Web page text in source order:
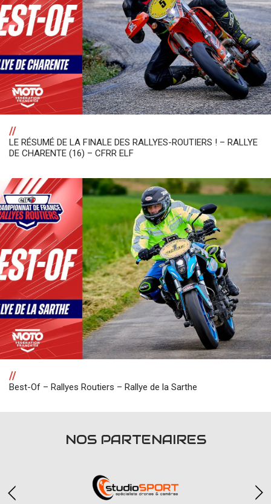
//
LE RÉSUMÉ DE LA FINALE DES RALLYES-ROUTIERS ! – RALLYE
DE CHARENTE (16) – CFRR ELF
//
Best-Of – Rallyes Routiers – Rallye de la Sarthe
NOS PARTENAIRES